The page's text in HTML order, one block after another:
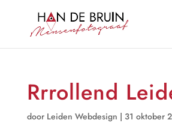
Rrrollend
door Leiden Webdesign | 31 oktober